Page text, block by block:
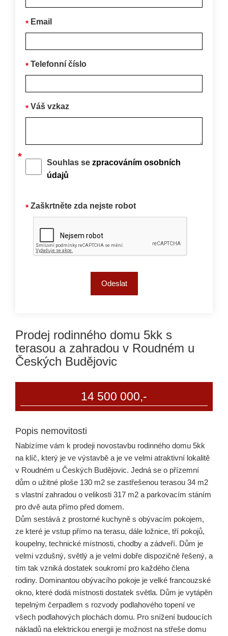
Email
Telefonní číslo
Váš vzkaz
Souhlas se zpracováním osobních
údajů
Zaškrtněte zda nejste robot
Prodej rodinného domu 5kk s
terasou a zahradou v Roudném u
Českých Budějovic
14 500 000,-
Popis nemovitosti
Nabízíme vám k prodeji novostavbu rodinného domu 5kk
na klíč, který je ve výstavbě a je ve velmi atraktivní lokalitě
v Roudném u Českých Budějovic. Jedná se o přízemní
dům o užitné ploše 130 m2 se zastřešenou terasou 34 m2
s vlastní zahradou o velikosti 317 m2 a parkovacím stáním
pro dvě auta přímo před domem.
Dům sestává z prostorné kuchyně s obývacím pokojem,
ze které je vstup přímo na terasu, dále ložnice, tří pokojů,
koupelny, technické místnosti, chodby a zádveří. Dům je
velmi vzdušný, světlý a je velmi dobře dispozičně řešený, a
tím tak vzniká dostatek soukromí pro každého člena
rodiny. Dominantou obývacího pokoje je velké francouzské
okno, které dodá místnosti dostatek světla. Dům je vytápěn
tepelným čerpadlem s rozvody podlahového topení ve
všech podlahových plochách domu. Pro snížení budoucích
nákladů na elektrickou energii je možnost na střeše domu